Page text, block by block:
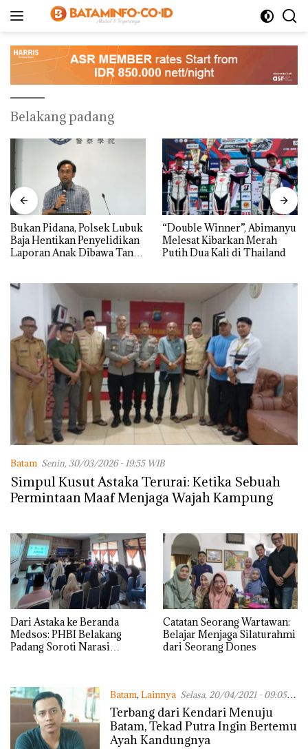
Belakang padang
“Double Winner”, Abimanyu
Melesat Kibarkan Merah
Putih Dua Kali di Thailand
Dekan FIKP UMRAH:
Pengelolaan Sedimentasi
Laut di Kepri Harus
dengan Konservasi
Batam Senin, 30/03/2026 - 19:55 WIB
Simpul Kusut Astaka Terurai: Ketika Sebuah
Permintaan Maaf Menjaga Wajah Kampung
Dari Astaka ke Beranda
Medsos: PHBI Belakang
Padang Soroti Narasi
Catatan Seorang Wartawan:
Belajar Menjaga Silaturahmi
dari Seorang Dones
Batam, Lainnya Selasa, 20/04/2021 - 09:05
WIB
Terbang dari Kendari Menuju
Batam, Tekad Putra Ingin Bertemu
Ayah Kandungnya